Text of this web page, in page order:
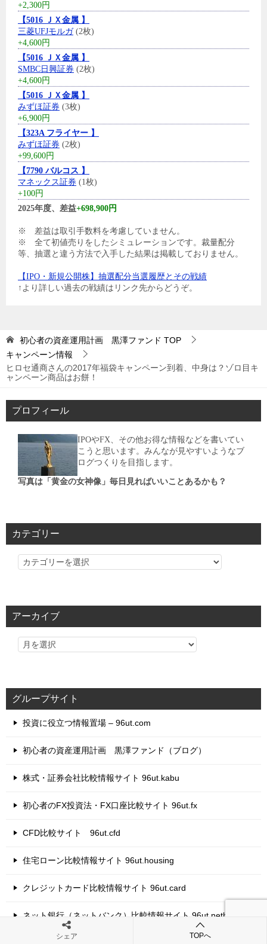
+2,300円
【5016 ＪＸ金属 】
三菱UFJモルガ(2枚)
+4,600円
【5016 ＪＸ金属 】
SMBC日興証券 (2枚)
+4,600円
【5016 ＪＸ金属 】
みずほ証券 (3枚)
+6,900円
【323A フライヤー 】
みずほ証券 (2枚)
+99,600円
【7790 バルコス 】
マネックス証券 (1枚)
+100円
2025年度、差益+698,900円
※ 差益は取引手数料を考慮していません。
※ 全て初値売りをしたシミュレーションです。裁量配分
等、抽選と違う方法で入手した結果は掲載しておりません。
【IPO・新規公開株】抽選配分当選履歴とその戦績
↑より詳しい過去の戦績はリンク先からどうぞ。
初心者の資産運用計画 黒澤ファンド TOP
キャンペーン情報
ヒロセ通商さんの2017年福袋キャンペーン到着、中身は？ゾロ目キ
ャンペーン商品はお餅！
プロフィール
IPOやFX、その他お得な情報などを書いてい
こうと思います。みんなが見やすいようなブ
ログつくりを目指します。
写真は「黄金の女神像」毎日見ればいいことあるかも？
カテゴリー
カ
リ
アーカイブ
グループサイト
投資に役立つ情報置場 – 96ut.com
初心者の資産運用計画 黒澤ファンド（ブログ）
株式・証券会社比較情報サイト 96ut.kabu
初心者のFX投資法・FX口座比較サイト 96ut.fx
CFD比較サイト 96ut.cfd
住宅ローン比較情報サイト 96ut.housing
クレジットカード比較情報サイト 96ut.card
ネット銀行（ネットバンク）比較情報サイト 96ut.netbank
シェア TOPへ